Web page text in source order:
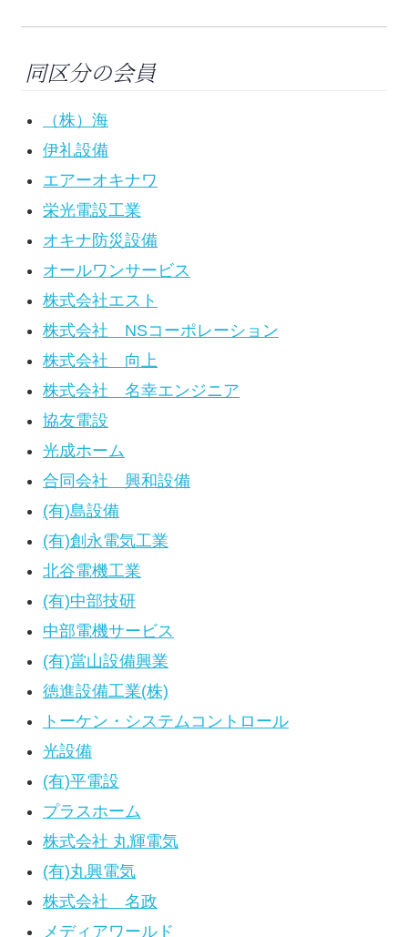
同区分の会員
（株）海
伊礼設備
エアーオキナワ
栄光電設工業
オキナ防災設備
オールワンサービス
株式会社エスト
株式会社 NSコーポレーション
株式会社 向上
株式会社 名幸エンジニア
協友電設
光成ホーム
合同会社 興和設備
(有)島設備
(有)創永電気工業
北谷電機工業
(有)中部技研
中部電機サービス
(有)當山設備興業
徳進設備工業(株)
トーケン・システムコントロール
光設備
(有)平電設
プラスホーム
株式会社 丸輝電気
(有)丸興電気
株式会社 名政
メディアワールド